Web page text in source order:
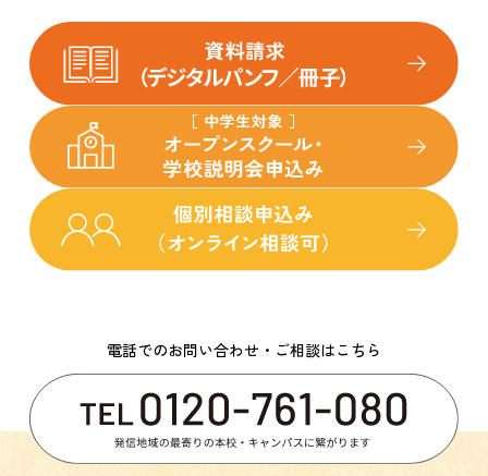
電話でのお問い合わせ・ご相談はこちら